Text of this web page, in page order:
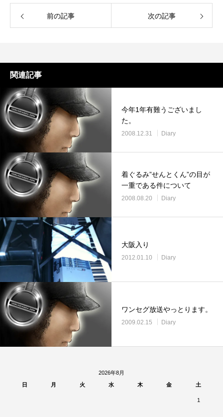
前の記事 次の記事
関連記事
今年1年有難うございまし
た。
2008.12.31 Diary
着ぐるみ”せんとくん”の目が
一重である件について
2008.08.20 Diary
大阪入り
2012.01.10 Diary
ワンセグ放送やっとります。
2009.02.15 Diary
2026年8月
日
月 火 水 木 金 土
1